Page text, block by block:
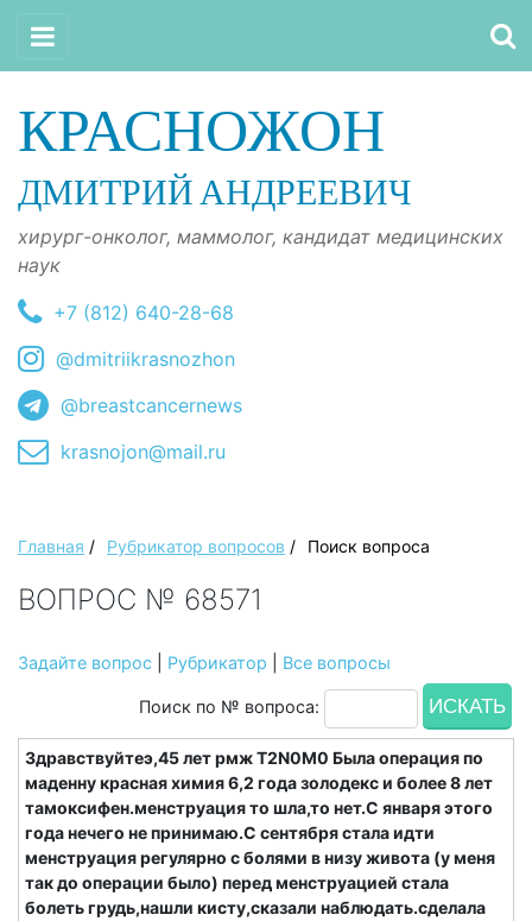
КРАСНОЖОН
ДМИТРИЙ АНДРЕЕВИЧ
хирург-онколог, маммолог, кандидат медицинских
наук
+7 (812) 640-28-68
@dmitriikrasnozhon
@breastcancernews
krasnojon@mail.ru
Главная / Рубрикатор вопросов / Поиск вопроса
ВОПРОС № 68571
Задайте вопрос Рубрикатор Все вопросы
Поиск по № вопроса:
Здравствуйтеэ,45 лет рмж Т2N0M0 Была операция по
маденну красная химия 6,2 года золодекс и более 8 лет
тамоксифен.менструация то шла,то нет.С января этого
года нечего не принимаю.С сентября стала идти
менструация регулярно с болями в низу живота (у меня
так до операции было) перед менструацией стала
болеть грудь,нашли кисту,сказали наблюдать.сделала